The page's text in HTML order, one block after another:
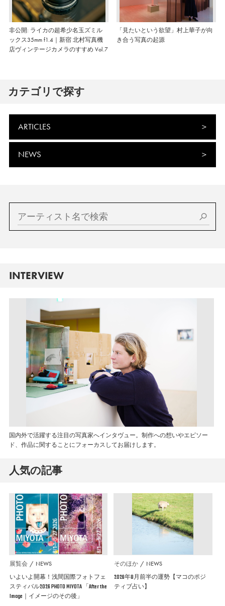
非公開: ライカの超希少名玉ズミル
ックス35mm f1.4｜新宿 北村写真機
店ヴィンテージカメラのすすめ Vol.7
「見たいという欲望」村上華子が向
き合う写真の起源
カテゴリで探す
ARTICLES
NEWS
INTERVIEW
国内外で活躍する注目の写真家へインタヴュー。制作への想いやエピソー
ド、作品に関することにフォーカスしてお届けします。
人気の記事
展覧会 NEWS
いよいよ開幕！浅間国際フォトフェ
スティバル2026 PHOTO MIYOTA 「After the
Image｜イメージのその後」
そのほか NEWS
2026年8月前半の運勢【マコのポジ
ティブ占い】